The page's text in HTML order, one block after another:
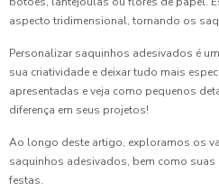
aspecto tridimensional, tornando os
Personalizar saquinhos adesivados é
sua criatividade e deixar tudo mais
apresentadas e veja como pequenos
diferença em seus projetos!
Ao longo deste artigo, exploramos os
saquinhos adesivados, bem como suas
festas.